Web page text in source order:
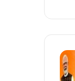
समाज
सेवा
ही